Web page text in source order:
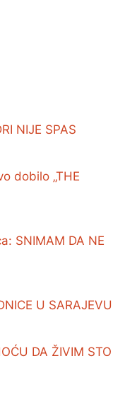
NIJE SPAS
dobilo „THE
SNIMAM DA NE
U SARAJEVU
DA ŽIVIM STO